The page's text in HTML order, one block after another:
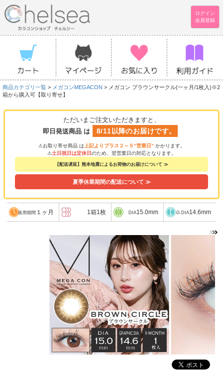
ログイン
会員登録
商品カテゴリ一覧 > メガコンMEGACON > メガコン ブラウンサークル(一ヶ月/1枚入)※2
箱から購入可【取り寄せ】
ただいまご注文いただきますと、
即日発送商品 は
8/11以降のお届けです。
⚠お取り寄せ商品 は 上記よりプラス２～５”営業日” かかります。
⚠土日祝日は定休日のため、翌営業日の対応となります。
【配送遅延】熊本地震によるお荷物のお届けについて ≫
夏季休業期間の配送について ≫
装用期間 １ヶ月 1箱1枚 DIA15.0mm G.DIA14.6mm